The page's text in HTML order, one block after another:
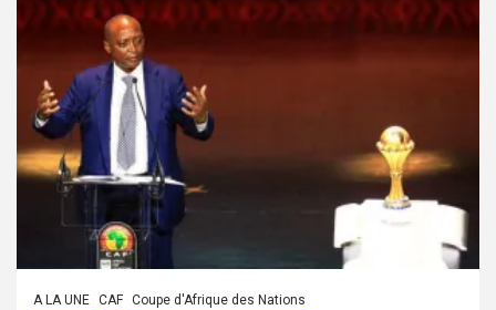
A LA UNE CAF Coupe d'Afrique des Nations